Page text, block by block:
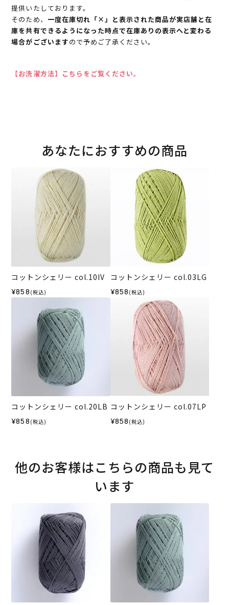
提供いたしております。
そのため、 一度在庫切れ「×」と表示された商品が実店舗と在
庫を共有できるようになった時点で在庫ありの表示へと変わる
場合がございますので予めご了承ください。
【お洗濯方法】こちらをご覧ください。
あなたにおすすめの商品
コットンシェリー col.10IV
¥858 (税込)
コットンシェリー col.03LG
¥858 (税込)
コットンシェリー col.20LB
¥858 (税込)
コットンシェリー col.07LP
¥858 (税込)
他のお客様はこちらの商品も見て
います